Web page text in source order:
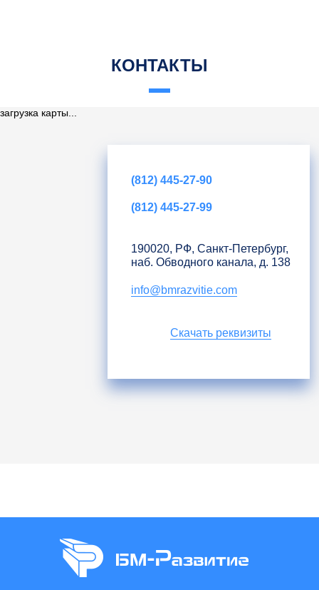
КОНТАКТЫ
загрузка карты...
(812) 445-27-90
(812) 445-27-99
190020, РФ, Санкт-Петербург,
наб. Обводного канала, д. 138
info@bmrazvitie.com
Скачать реквизиты